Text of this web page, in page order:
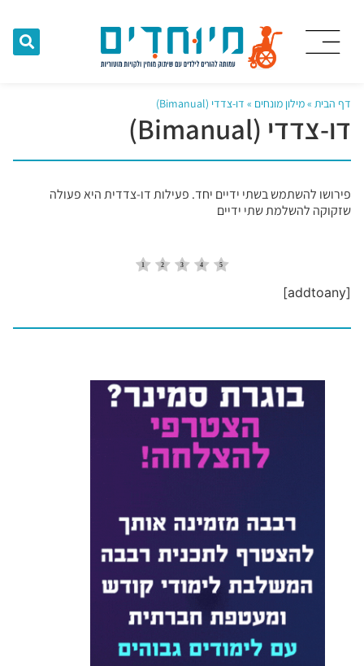
דף הבית »מילון מונחים » דו-צדדי (Bimanual)
דו-צדדי (Bimanual)
פירושו להשתמש בשתי ידיים יחד. פעילות דו-צדדית היא פעולה
שזקוקה להשלמת שתי ידיים
[addtoany]